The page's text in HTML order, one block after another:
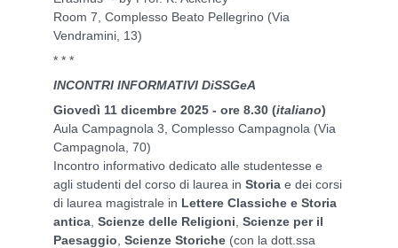
Room 7, Complesso Beato Pellegrino (Via
Vendramini, 13)
* * *
INCONTRI INFORMATIVI DiSSGeA
Giovedì 11 dicembre 2025 - ore 8.30 (italiano)
Aula Campagnola 3, Complesso Campagnola (Via
Campagnola, 70)
Incontro informativo dedicato alle studentesse e
agli studenti del corso di laurea in Storia e dei corsi
di laurea magistrale in Lettere Classiche e Storia
antica Scienze delle Religioni Scienze per il
Paesaggio Scienze Storiche (con la dott.ssa